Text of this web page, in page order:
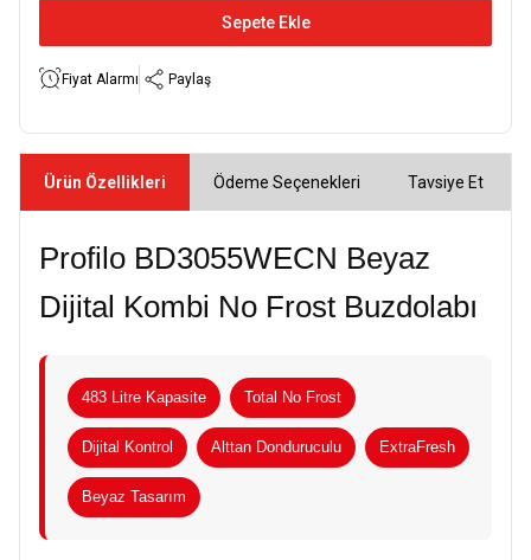
Sepete Ekle
Fiyat Alarmı Paylaş
Ürün Özellikleri Ödeme Seçenekleri Tavsiye Et
Profilo BD3055WECN Beyaz
Dijital Kombi No Frost Buzdolabı
483 Litre Kapasite Total No Frost
Dijital Kontrol Alttan Donduruculu ExtraFresh
Beyaz Tasarım